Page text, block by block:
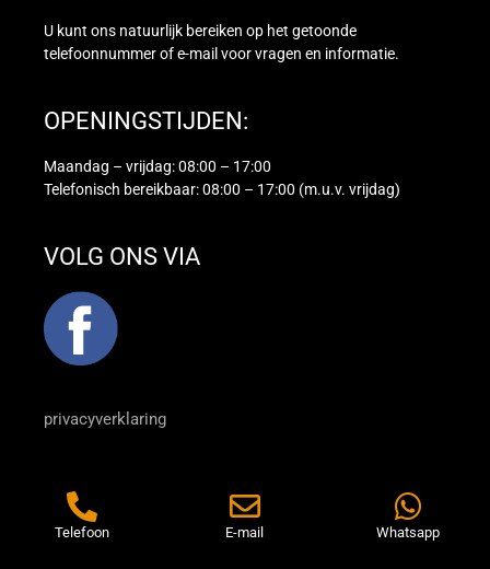
U kunt ons natuurlijk bereiken op het getoonde
telefoonnummer of e-mail voor vragen en informatie.
OPENINGSTIJDEN:
Maandag – vrijdag: 08:00 – 17:00
Telefonisch bereikbaar: 08:00 – 17:00 (m.u.v. vrijdag)
VOLG ONS VIA
privacyverklaring
Telefoon E-mail Whatsapp